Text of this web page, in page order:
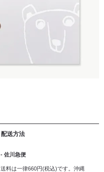
配送方法
- 佐川急便
送料は一律660円(税込)です。沖縄